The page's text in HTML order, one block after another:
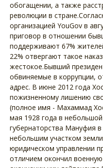
обогащении, а также
революции в
организацией YouGov в
приговор в отношении
поддерживают 67%
22% отвергают такое
жестокое.Бывший
обвиняемые в коррупции,
адрес. В июне 2012 года
пожизненному лишению
(полное имя - Махаммад
мая 1928 года в
губернаторства Мануфия
небольшим участком
юридическом управлении
отличием окончил